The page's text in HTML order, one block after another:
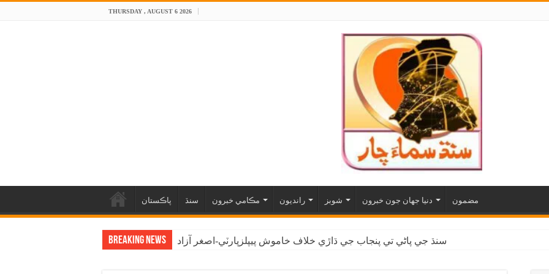
THURSDAY , AUGUST 6 2026
پاڪستان سنڌ مڪامي خبرون رانديون شوبز دنيا جهان جون خبرون مضمون
Breaking News سنڌ جي پاڻي تي پنجاب جي ڌاڙي خلاف خاموش پيپلزپارٽي-اصغر آزاد